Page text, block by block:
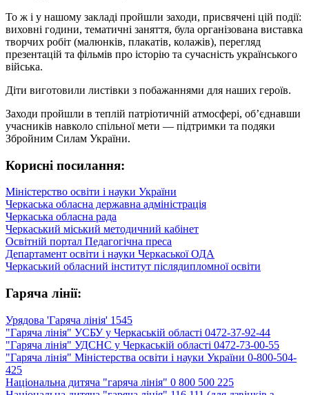
То ж і у нашому закладі пройшли заходи, присвячені цій події:
виховні години, тематичні заняття, була організована виставка
творчих робіт (малюнків, плакатів, колажів), перегляд
презентацій та фільмів про історію та сучасність українського
війська.
Діти виготовили листівки з побажаннями для наших героїв.
Заходи пройшли в теплій патріотичній атмосфері, об’єднавши
учасників навколо спільної мети — підтримки та подяки
Збройним Силам України.
Корисні посилання:
Міністерство освіти і науки України
Черкаська обласна державна адміністрація
Черкаська обласна рада
Черкаський міський методичний кабінет
Освітній портал Педагогічна преса
Департамент освіти і науки Черкаської ОДА
Черкаський обласний інститут післядипломної освіти
Гаряча лінії:
Урядова 'Гаряча лінія' 1545
"Гаряча лінія" УСБУ у Черкаській області 0472-37-92-44
"Гаряча лінія" УДСНС у Черкаській області 0472-73-00-55
"Гаряча лінія" Міністерства освіти і науки України 0-800-504-
425
Національна дитяча "гаряча лінія" 0 800 500 225